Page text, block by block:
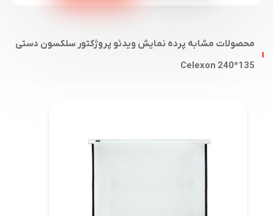
محصولات مشابه پرده نمایش ویدئو پروژکتور سلکسون دستی
135*240 Celexon